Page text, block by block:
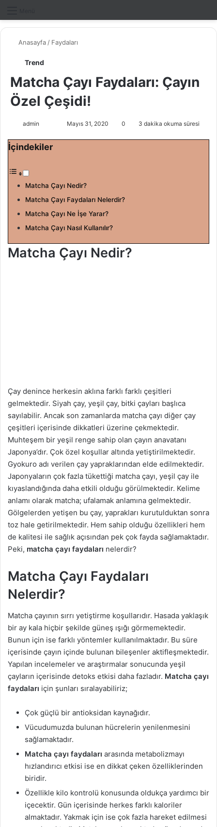
Anasayfa / Faydaları
Trend
Matcha Çayı Faydaları: Çayın
Özel Çeşidi!
admin
l
w
X
p
s
t
a
ö
Mayıs 31, 2020 0 3 dakika okuma süresi
İçindekiler
Matcha Çayı Nedir?
Matcha Çayı Faydaları Nelerdir?
Matcha Çayı Ne İşe Yarar?
Matcha Çayı Nasıl Kullanılır?
Matcha Çayı Nedir?
Çay denince herkesin aklına farklı farklı çeşitleri
gelmektedir. Siyah çay, yeşil çay, bitki çayları başlıca
sayılabilir. Ancak son zamanlarda matcha çayı diğer çay
çeşitleri içerisinde dikkatleri üzerine çekmektedir.
Muhteşem bir yeşil renge sahip olan çayın anavatanı
Japonya’dır. Çok özel koşullar altında yetiştirilmektedir.
Gyokuro adı verilen çay yapraklarından elde edilmektedir.
Japonyaların çok fazla tükettiği matcha çayı, yeşil çay ile
kıyaslandığında daha etkili olduğu görülmektedir. Kelime
anlamı olarak matcha; ufalamak anlamına gelmektedir.
Gölgelerden yetişen bu çay, yaprakları kurutulduktan sonra
toz hale getirilmektedir. Hem sahip olduğu özellikleri hem
de kalitesi ile sağlık açısından pek çok fayda sağlamaktadır.
Peki, matcha çayı faydaları nelerdir?
Matcha Çayı Faydaları
Nelerdir?
Matcha çayının sırrı yetiştirme koşullarıdır. Hasada yaklaşık
bir ay kala hiçbir şekilde güneş ışığı görmemektedir.
Bunun için ise farklı yöntemler kullanılmaktadır. Bu süre
içerisinde çayın içinde bulunan bileşenler aktifleşmektedir.
Yapılan incelemeler ve araştırmalar sonucunda yeşil
çayların içerisinde detoks etkisi daha fazladır. Matcha çayı
faydaları için şunları sıralayabiliriz;
Çok güçlü bir antioksidan kaynağıdır.
Vücudumuzda bulunan hücrelerin yenilenmesini
sağlamaktadır.
Matcha çayı faydaları arasında metabolizmayı
hızlandırıcı etkisi ise en dikkat çeken özelliklerinden
biridir.
Özellikle kilo kontrolü konusunda oldukça yardımcı bir
içecektir. Gün içerisinde herkes farklı kaloriler
almaktadır. Yakmak için ise çok fazla hareket edilmesi